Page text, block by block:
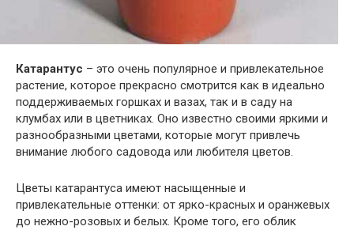
Катарантус – это очень популярное и привлекательное
растение, которое прекрасно смотрится как в идеально
поддерживаемых горшках и вазах, так и в саду на
клумбах или в цветниках. Оно известно своими яркими и
разнообразными цветами, которые могут привлечь
внимание любого садовода или любителя цветов.
Цветы катарантуса имеют насыщенные и
привлекательные оттенки: от ярко-красных и оранжевых
до нежно-розовых и белых. Кроме того, его облик